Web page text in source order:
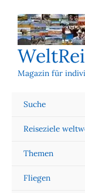
Inhalt
springen
Magazin für
Suche
Reiseziele
Themen
Fliegen